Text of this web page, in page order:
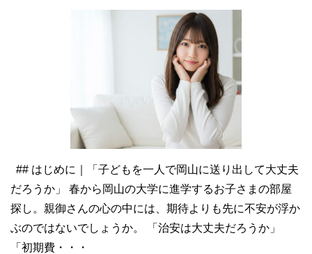
## はじめに｜「子どもを一人で岡山に送り出して大丈夫
だろうか」 春から岡山の大学に進学するお子さまの部屋
探し。親御さんの心の中には、期待よりも先に不安が浮か
ぶのではないでしょうか。 「治安は大丈夫だろうか」
「初期費・・・